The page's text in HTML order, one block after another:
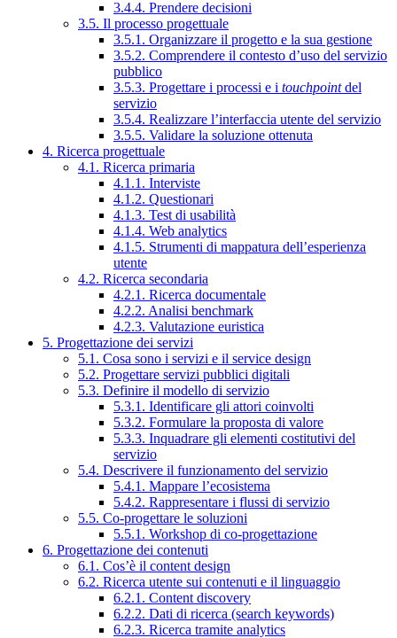
3.4.4. Prendere decisioni
3.5. Il processo progettuale
3.5.1. Organizzare il progetto e la sua gestione
3.5.2. Comprendere il contesto d’uso del servizio
pubblico
3.5.3. Progettare i processi e i touchpointdel
servizio
3.5.4. Realizzare l’interfaccia utente del servizio
3.5.5. Validare la soluzione ottenuta
4. Ricerca progettuale
4.1. Ricerca primaria
4.1.1. Interviste
4.1.2. Questionari
4.1.3. Test di usabilità
4.1.4. Web analytics
4.1.5. Strumenti di mappatura dell’esperienza
utente
4.2. Ricerca secondaria
4.2.1. Ricerca documentale
4.2.2. Analisi benchmark
4.2.3. Valutazione euristica
5. Progettazione dei servizi
5.1. Cosa sono i servizi e il service design
5.2. Progettare servizi pubblici digitali
5.3. Definire il modello di servizio
5.3.1. Identificare gli attori coinvolti
5.3.2. Formulare la proposta di valore
5.3.3. Inquadrare gli elementi costitutivi del
servizio
5.4. Descrivere il funzionamento del servizio
5.4.1. Mappare l’ecosistema
5.4.2. Rappresentare i flussi di servizio
5.5. Co-progettare le soluzioni
5.5.1. Workshop di co-progettazione
6. Progettazione dei contenuti
6.1. Cos’è il content design
6.2. Ricerca utente sui contenuti e il linguaggio
6.2.1. Content discovery
6.2.2. Dati di ricerca (search keywords)
6.2.3. Ricerca tramite analytics